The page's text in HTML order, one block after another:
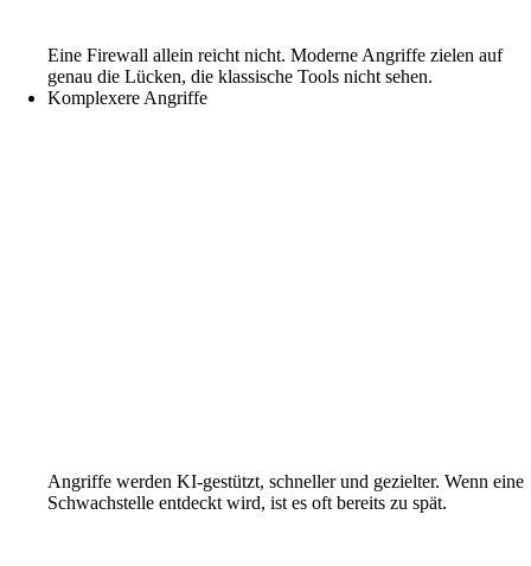
Eine Firewall allein reicht nicht. Moderne Angriffe zielen auf
genau die Lücken, die klassische Tools nicht sehen.
Komplexere Angriffe
Angriffe werden KI-gestützt, schneller und gezielter. Wenn eine
Schwachstelle entdeckt wird, ist es oft bereits zu spät.